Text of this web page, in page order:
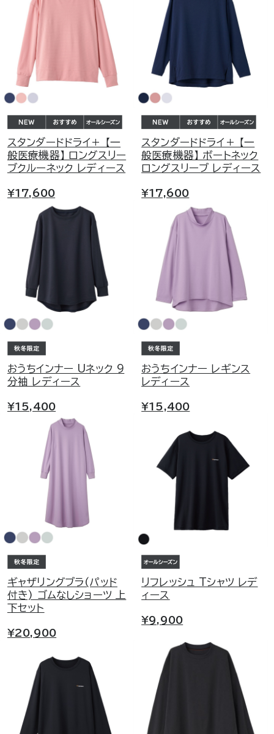
スタンダードドライ＋ 【一
般医療機器】 ロングスリー
ブクルーネック レディース
¥17,600
スタンダードドライ＋ 【一
般医療機器】 ボートネック
ロングスリーブ レディース
¥17,600
おうちインナー Uネック 9
分袖 レディース
¥15,400
おうちインナー レギンス
レディース
¥15,400
ギャザリングブラ(パッド
付き) ゴムなしショーツ 上
下セット
¥20,900
リフレッシュ Tシャツ レデ
ィース
¥9,900